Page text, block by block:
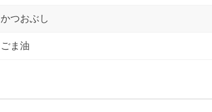
かつおぶし
ごま油